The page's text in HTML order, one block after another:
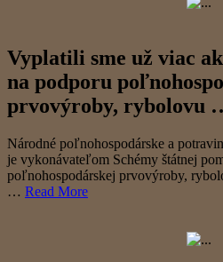
Vyplatili sme už viac
na podporu
prvovýroby, rybolovu
Národné poľnohospodárske a
je vykonávateľom Schémy štátnej
poľnohospodárskej prvovýroby,
… Read More